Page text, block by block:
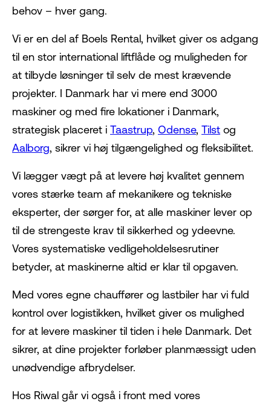
behov – hver gang.
Vi er en del af Boels Rental, hvilket giver os adgang
til en stor international liftflåde og muligheden for
at tilbyde løsninger til selv de mest krævende
projekter. I Danmark har vi mere end 3000
maskiner og med fire lokationer i Danmark,
strategisk placeret i Taastrup, Odense, Tilst og
Aalborg, sikrer vi høj tilgængelighed og fleksibilitet.
Vi lægger vægt på at levere høj kvalitet gennem
vores stærke team af mekanikere og tekniske
eksperter, der sørger for, at alle maskiner lever op
til de strengeste krav til sikkerhed og ydeevne.
Vores systematiske vedligeholdelsesrutiner
betyder, at maskinerne altid er klar til opgaven.
Med vores egne chauffører og lastbiler har vi fuld
kontrol over logistikken, hvilket giver os mulighed
for at levere maskiner til tiden i hele Danmark. Det
sikrer, at dine projekter forløber planmæssigt uden
unødvendige afbrydelser.
Hos Riwal går vi også i front med vores